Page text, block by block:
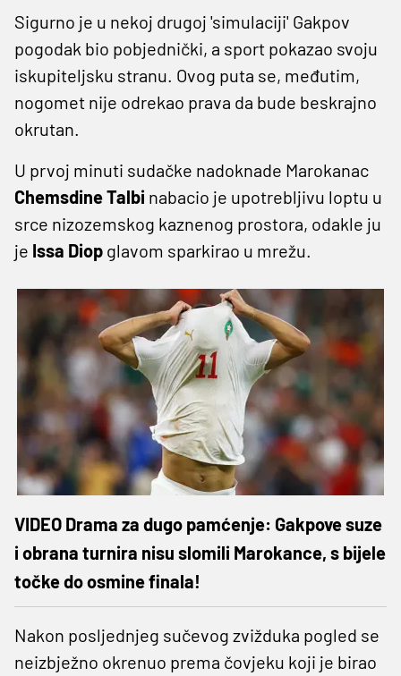
Sigurno je u nekoj drugoj 'simulaciji' Gakpov
pogodak bio pobjednički, a sport pokazao svoju
iskupiteljsku stranu. Ovog puta se, međutim,
nogomet nije odrekao prava da bude beskrajno
okrutan.
U prvoj minuti sudačke nadoknade Marokanac
Chemsdine Talbi nabacio je upotrebljivu loptu u
srce nizozemskog kaznenog prostora, odakle ju
je Issa Diop glavom sparkirao u mrežu.
VIDEO Drama za dugo pamćenje: Gakpove suze
i obrana turnira nisu slomili Marokance, s bijele
točke do osmine finala!
Nakon posljednjeg sučevog zvižduka pogled se
neizbježno okrenuo prema čovjeku koji je birao